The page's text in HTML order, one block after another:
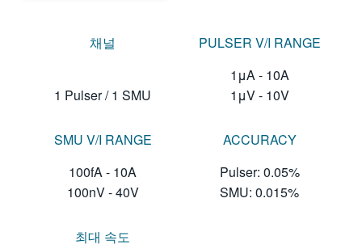
채널
1 Pulser / 1 SMU
PULSER V/I RANGE
1μA - 10A
1μV - 10V
SMU V/I RANGE
100fA - 10A
100nV - 40V
ACCURACY
Pulser: 0.05%
SMU: 0.015%
최대 속도